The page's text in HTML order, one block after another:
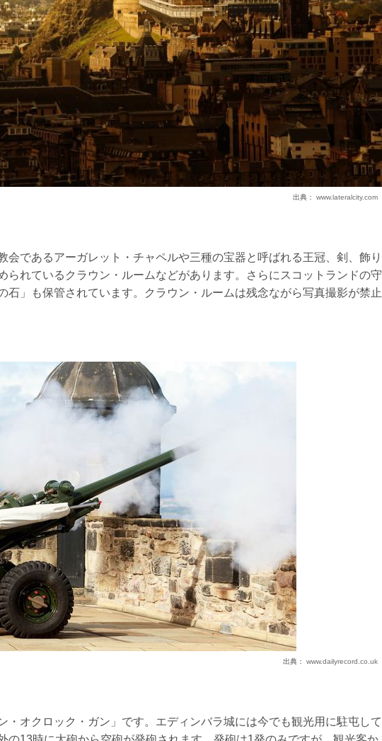
出典： www.lateralcity.com
会であるアーガレット・チャペルや三種の宝器と呼ばれる王冠、剣、飾り
られているクラウン・ルームなどがあります。さらにスコットランドの守
石」も保管されています。クラウン・ルームは残念ながら写真撮影が禁止
出典： www.dailyrecord.co.uk
・オクロック・ガン」です。エディンバラ城には今でも観光用に駐屯して